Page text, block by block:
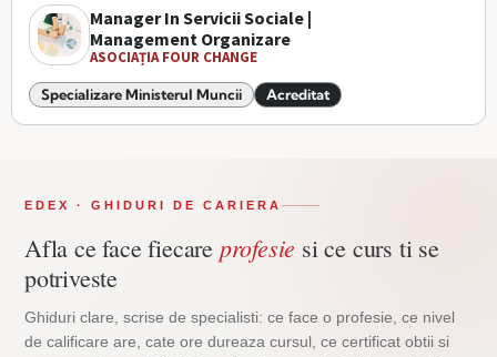
Manager In Servicii Sociale |
Management Organizare
ASOCIAȚIA FOUR CHANGE
Specializare Ministerul Muncii Acreditat
EDEX · GHIDURI DE CARIERA
Afla ce face fiecare profesie si ce curs ti se
potriveste
Ghiduri clare, scrise de specialisti: ce face o profesie, ce nivel
de calificare are, cate ore dureaza cursul, ce certificat obtii si